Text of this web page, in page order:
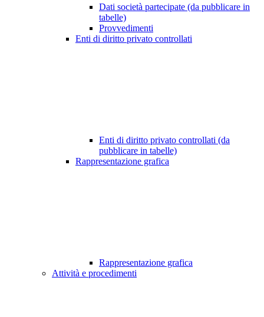
Dati società partecipate (da pubblicare in
tabelle)
Provvedimenti
Enti di diritto privato controllati
Enti di diritto privato controllati (da
pubblicare in tabelle)
Rappresentazione grafica
Rappresentazione grafica
Attività e procedimenti